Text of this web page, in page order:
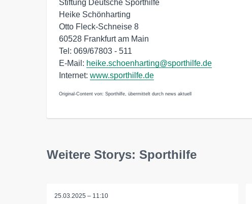
Stiftung Deutsche Sporthilfe
Heike Schönharting
Otto Fleck-Schneise 8
60528 Frankfurt am Main
Tel: 069/67803 - 511
E-Mail: heike.schoenharting@sporthilfe.de
Internet: www.sporthilfe.de
Original-Content von: Sporthilfe, übermittelt durch news aktuell
Weitere Storys: Sporthilfe
25.03.2025 – 11:10